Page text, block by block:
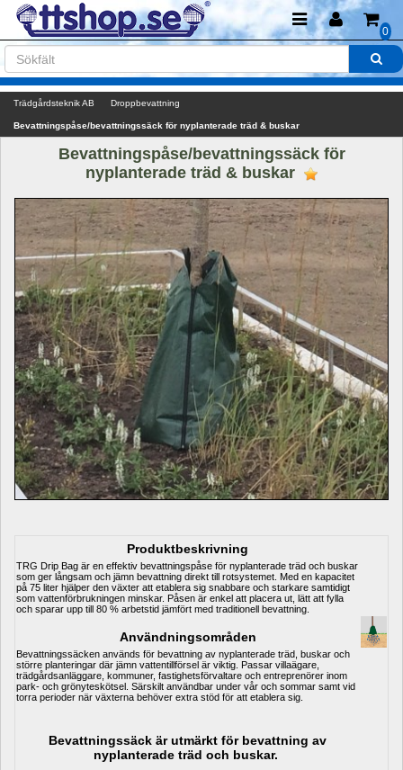
0
Trädgårdsteknik AB Droppbevattning
Bevattningspåse/bevattningssäck för nyplanterade träd & buskar
Bevattningspåse/bevattningssäck för
nyplanterade träd & buskar
Produktbeskrivning
TRG Drip Bag är en effektiv bevattningspåse för nyplanterade träd och buskar
som ger långsam och jämn bevattning direkt till rotsystemet. Med en kapacitet
på 75 liter hjälper den växter att etablera sig snabbare och starkare samtidigt
som vattenförbrukningen minskar. Påsen är enkel att placera ut, lätt att fylla
och sparar upp till 80 % arbetstid jämfört med traditionell bevattning.
Användningsområden
Bevattningssäcken används för bevattning av nyplanterade träd, buskar och
större planteringar där jämn vattentillförsel är viktig. Passar villaägare,
trädgårdsanläggare, kommuner, fastighetsförvaltare och entreprenörer inom
park- och grönyteskötsel. Särskilt användbar under vår och sommar samt vid
torra perioder när växterna behöver extra stöd för att etablera sig.
Bevattningssäck är utmärkt för bevattning av
nyplanterade träd och buskar.